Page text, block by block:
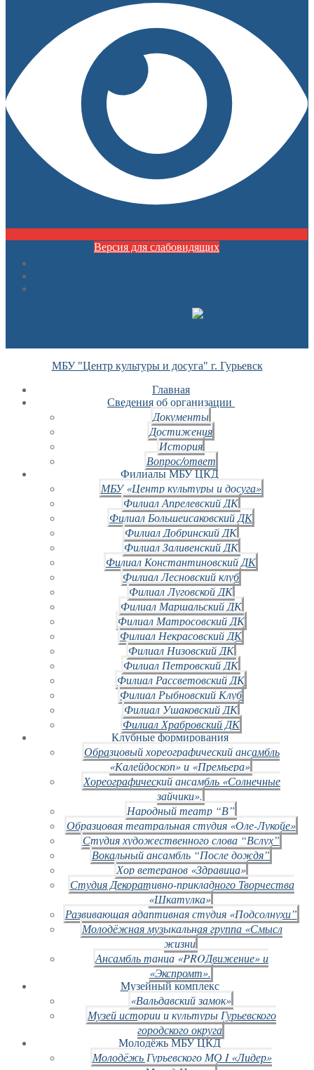
Версия для слабовидящих
МБУ "Центр культуры и досуга" г. Гурьевск
Главная
Сведения об организации
Документы
Достижения
История
Вопрос/ответ
Филиалы МБУ ЦКД
МБУ «Центр культуры и досуга»
Филиал Апрелевский ДК
Филиал Большеисаковский ДК
Филиал Добринский ДК
Филиал Заливенский ДК
Филиал Константиновский ДК
Филиал Лесновский клуб
Филиал Луговской ДК
Филиал Маршальский ДК
Филиал Матросовский ДК
Филиал Некрасовский ДК
Филиал Низовский ДК
Филиал Петровский ДК
Филиал Рассветовский ДК
Филиал Рыбновский Клуб
Филиал Ушаковский ДК
Филиал Храбровский ДК
Клубные формирования
Образцовый хореографический ансамбль
«Калейдоскоп» и «Премьера»
Хореографический ансамбль «Солнечные
зайчики».
Народный театр “В”
Образцовая театральная студия «Оле-Лукойе»
Студия художественного слова “Вслух”
Вокальный ансамбль “После дождя”
Хор ветеранов «Здравица»
Студия Декоративно-прикладного Творчества
«Шкатулка»
Развивающая адаптивная студия «Подсолнухи”
Молодёжная музыкальная группа «Смысл
жизни
Ансамбль танца «PROДвижение» и
«Экспромт».
Музейный комплекс
«Вальдавский замок»
Музей истории и культуры Гурьевского
городского округа
Молодёжь МБУ ЦКД
Молодёжь Гурьевского МО I «Лидер»